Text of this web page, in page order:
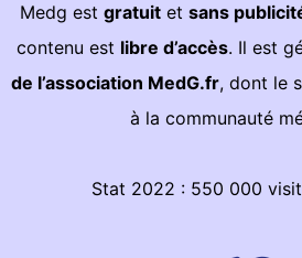
Medg est gratuitet sans
contenu est libre d’accès. Il est
de l’association MedG.fr, dont le
à la communauté
Stat 2022 : 550 000